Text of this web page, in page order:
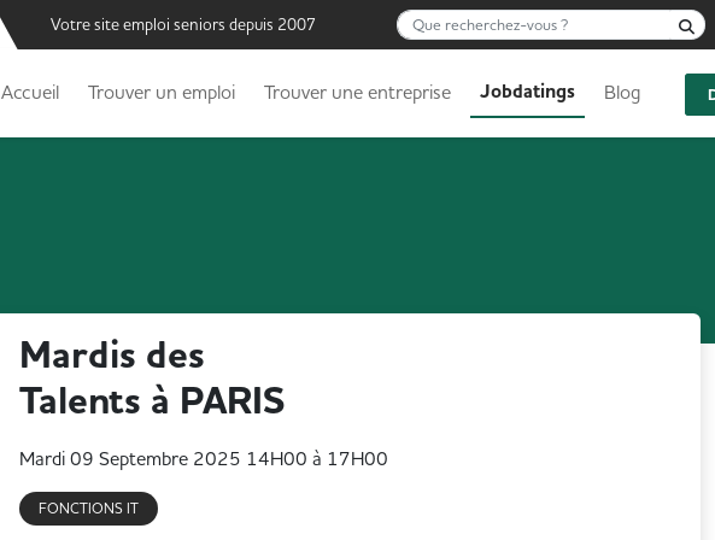
Votre site emploi seniors depuis 2007 Que recherchez-vous ?
Accueil Trouver un emploi Trouver une entreprise Jobdatings Blog
Mardis des
Talents à PARIS
Mardi 09 Septembre 2025 14H00 à 17H00
FONCTIONS IT